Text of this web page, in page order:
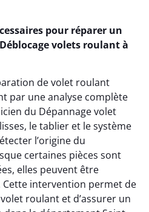
pour réparer un
volets roulant à
de volet roulant
par une analyse complète
du Dépannage volet
le tablier et le système
l’origine du
certaines pièces sont
elles peuvent être
Cette intervention permet de
roulant et d’assurer un